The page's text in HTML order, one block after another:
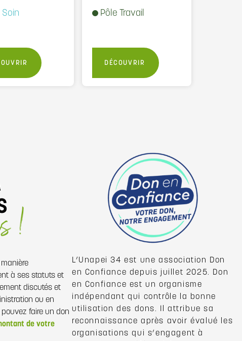
Soin Pôle Travail
DÉCOUVRIR
à ses statuts et
discutés et
ou en
pouvez faire un don
de votre
L’Unapei 34 est une association Don
en Confiance depuis juillet 2025. Don
en Confiance est un organisme
indépendant qui contrôle la bonne
utilisation des dons. Il attribue sa
reconnaissance après avoir évalué les
organisations qui s’engagent à